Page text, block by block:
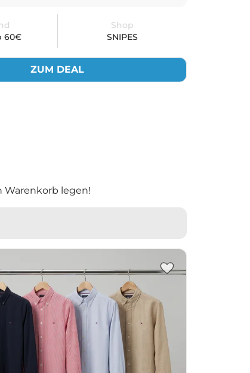
60€
Shop
SNIPES
ZUM DEAL
Warenkorb legen!